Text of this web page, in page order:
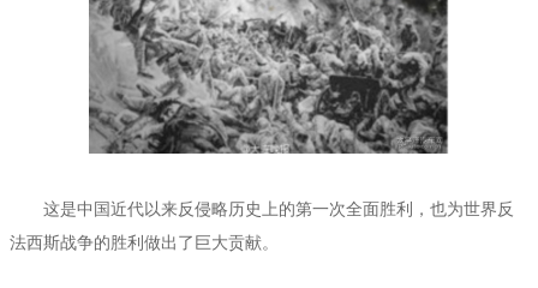
这是中国近代以来反侵略历史上的第一次全面胜利，也为世界反
法西斯战争的胜利做出了巨大贡献。